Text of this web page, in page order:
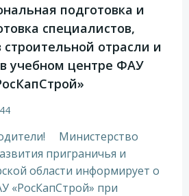
подготовка и
специалистов,
отрасли и
учебном центре ФАУ
Министерство
приграничья и
области информирует о
«РосКапСтрой» при